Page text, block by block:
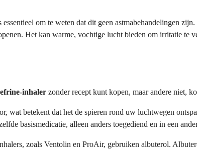
essentieel om te weten dat dit geen astmabehandelingen
Het kan warme, vochtige lucht bieden om irritatie te
inhaler zonder recept kunt kopen, maar andere niet,
wat betekent dat het de spieren rond uw luchtwegen
basismedicatie, alleen anders toegediend en in een
zoals Ventolin en ProAir, gebruiken albuterol.